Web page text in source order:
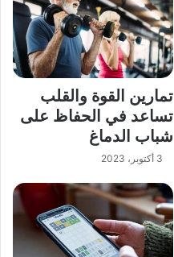
تمارين القوة والقلب
تساعد في الحفاظ على
شباب الدماغ
3 أكتوبر، 2023